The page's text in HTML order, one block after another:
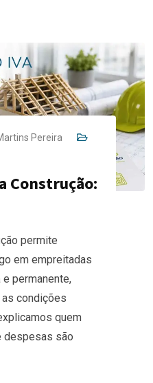
Pereira
Construção:
permite
em empreitadas
permanente,
condições
quem
despesas são